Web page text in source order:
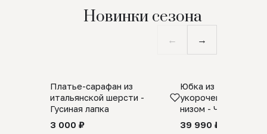
Новинки сезона
← →
SALE
Платье-сарафан из
итальянской шерсти -
Гусиная лапка
3 000 ₽
ПРЕДЗАКАЗ
Юбка из
укороченная с
низом - Черный
39 990 ₽